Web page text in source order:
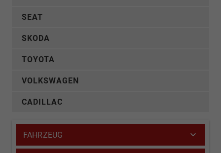
SEAT
SKODA
TOYOTA
VOLKSWAGEN
CADILLAC
FAHRZEUG